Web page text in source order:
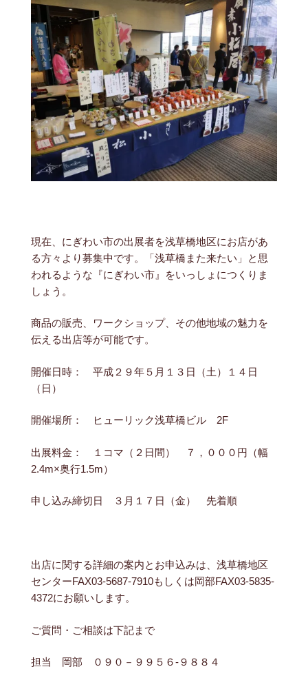
現在、にぎわい市の出展者を浅草橋地区にお店があ
る方々より募集中です。「浅草橋また来たい」と思
われるような『にぎわい市』をいっしょにつくりま
しょう。
商品の販売、ワークショップ、その他地域の魅力を
伝える出店等が可能です。
開催日時： 平成２９年５月１３日（土）１４日
（日）
開催場所： ヒューリック浅草橋ビル 2F
出展料金： １コマ（２日間） ７，０００円（幅
2.4m×奥行1.5m）
申し込み締切日 ３月１７日（金） 先着順
出店に関する詳細の案内とお申込みは、浅草橋地区
センターFAX03-5687-7910もしくは岡部FAX03-5835-
4372にお願いします。
ご質問・ご相談は下記まで
担当 岡部 ０９０－９９５６-９８８４